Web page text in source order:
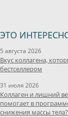
ЭТО
5 августа 2026
Вкус коллагена,
бестселлером
31 июля 2026
Коллаген и лишний
помогает в
снижения массы тела?